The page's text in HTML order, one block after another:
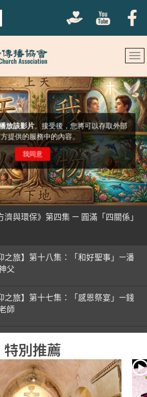
濟與環保》第四集 — 圓滿「四關係」
之旅】第十八集：「和好聖事」—潘
父
之旅】第十七集：「感恩祭宴」—錢
師
老師
之旅】第十五集：「入門聖事」—錢
師
特別推薦